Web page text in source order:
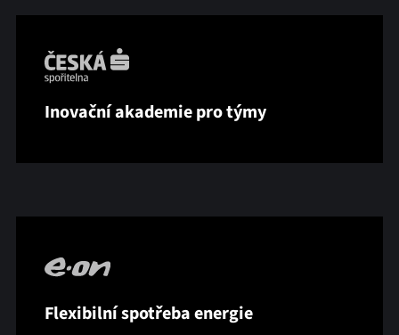
Inovační akademie pro týmy
Flexibilní spotřeba energie